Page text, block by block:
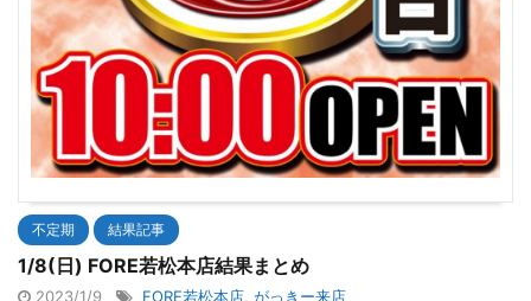
不定期 結果記事
1/8(日) FORE若松本店結果まとめ
2023/1/9 FORE若松本店, がっきー来店